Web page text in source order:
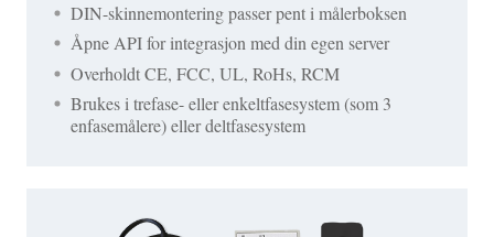
DIN-skinnemontering passer pent i målerboksen
Åpne API for integrasjon med din egen server
Overholdt CE, FCC, UL, RoHs, RCM
Brukes i trefase- eller enkeltfasesystem (som 3
enfasemålere) eller deltfasesystem